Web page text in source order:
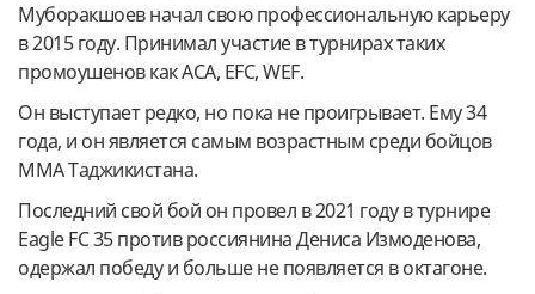
Муборакшоев начал свою профессиональную карьеру
в 2015 году. Принимал участие в турнирах таких
промоушенов как ACA, EFC, WEF.
Он выступает редко, но пока не проигрывает. Ему 34
года, и он является самым возрастным среди бойцов
ММА Таджикистана.
Последний свой бой он провел в 2021 году в турнире
Eagle FC 35 против россиянина Дениса Измоденова,
одержал победу и больше не появляется в октагоне.